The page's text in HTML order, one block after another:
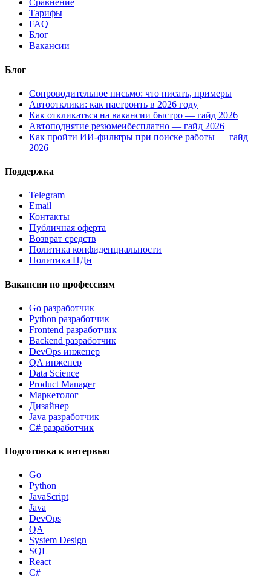
Сравнение
Тарифы
FAQ
Блог
Вакансии
Блог
Сопроводительное письмо: что писать, примеры
Автоотклики: как настроить в 2026 году
Как откликаться на вакансии быстро — гайд 2026
Автоподнятие резюмеибесплатно — гайд 2026
Как пройти ИИ-фильтры при поиске работы — гайд
2026
Поддержка
Telegram
Email
Контакты
Публичная оферта
Возврат средств
Политика конфиденциальности
Политика ПДн
Вакансии по профессиям
Go разработчик
Python разработчик
Frontend разработчик
Backend разработчик
DevOps инженер
QA инженер
Data Science
Product Manager
Маркетолог
Дизайнер
Java разработчик
C# разработчик
Подготовка к интервью
Go
Python
JavaScript
Java
DevOps
QA
System Design
SQL
React
C#